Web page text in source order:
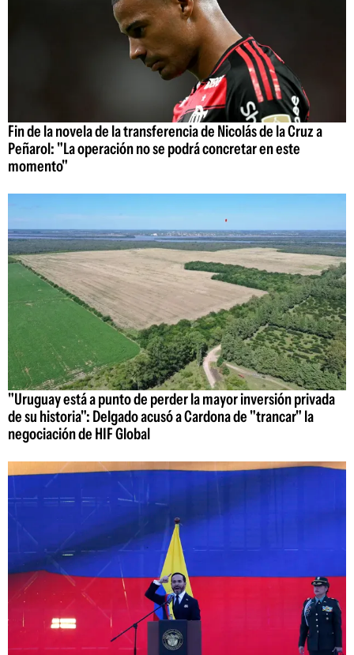
Fin de la novela de la transferencia de Nicolás de la Cruz a
Peñarol: "La operación no se podrá concretar en este
momento"
"Uruguay está a punto de perder la mayor inversión privada
de su historia": Delgado acusó a Cardona de "trancar" la
negociación de HIF Global